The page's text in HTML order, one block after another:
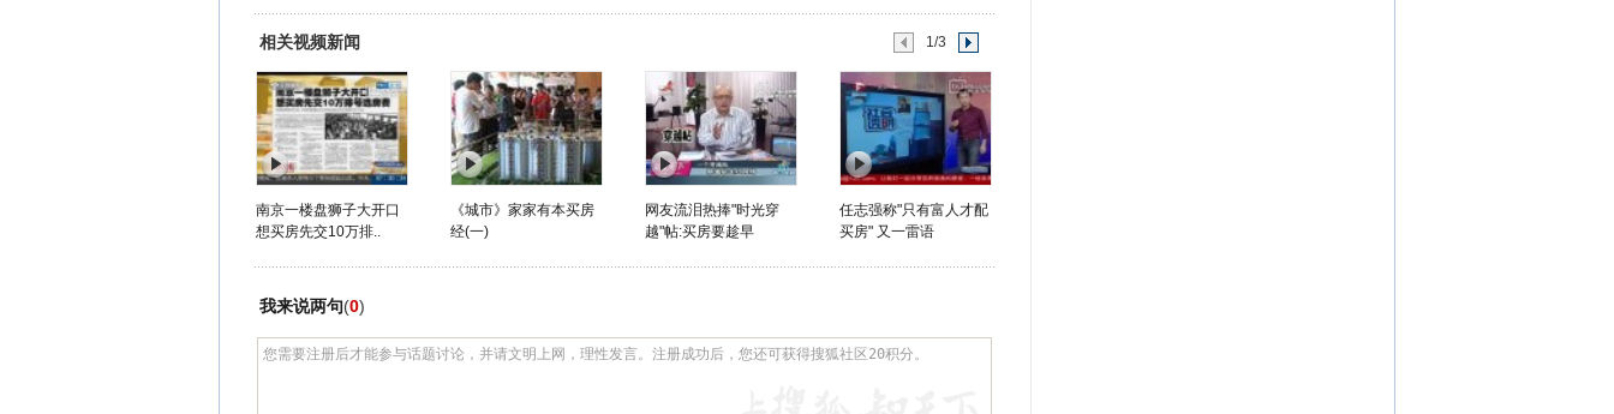
相关视频新闻 1/3
南京一楼盘狮子大开口
想买房先交10万排..
《城市》家家有本买房
经(一)
网友流泪热捧"时光穿
越"帖:买房要趁早
任志强称"只有富人才配
买房" 又一雷语
我来说两句(0)